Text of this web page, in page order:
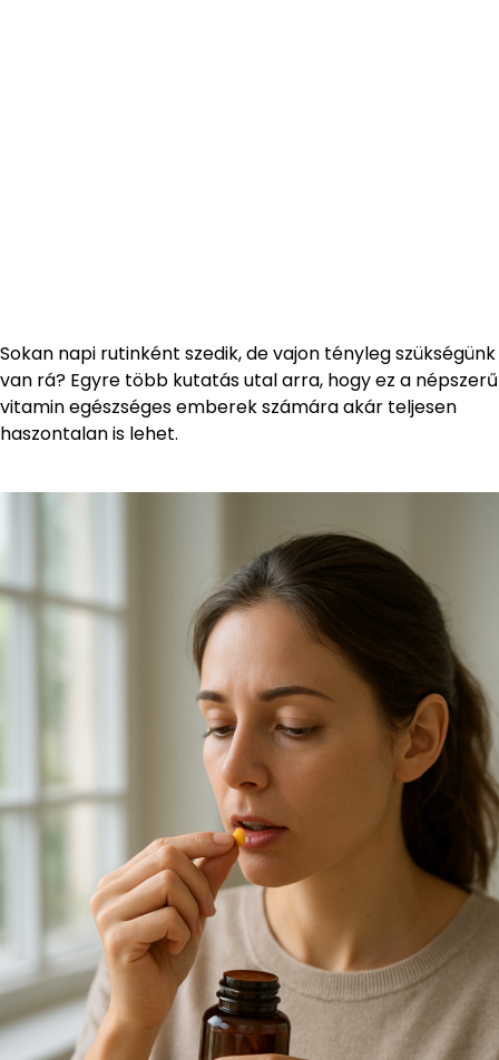
Sokan napi rutinként szedik, de vajon tényleg szükségünk
van rá? Egyre több kutatás utal arra, hogy ez a népszerű
vitamin egészséges emberek számára akár teljesen
haszontalan is lehet.